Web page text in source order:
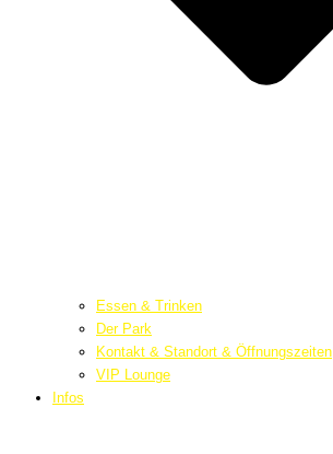
Essen & Trinken
Der Park
Kontakt & Standort & Öffnungszeiten
VIP Lounge
Infos